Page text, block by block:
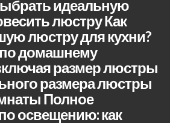
идеальную
люстру Как
люстру для кухни?
домашнему
размер люстры
размера люстры
Полное
освещению: как